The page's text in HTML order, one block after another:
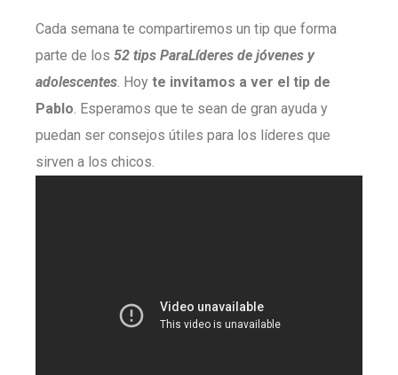
Cada semana te compartiremos un tip que forma
parte de los 52 tips ParaLíderes de jóvenes y
adolescentes. Hoy te invitamos a ver el tip de
Pablo. Esperamos que te sean de gran ayuda y
puedan ser consejos útiles para los líderes que
sirven a los chicos.